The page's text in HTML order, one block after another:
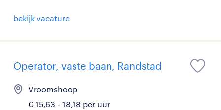
bekijk vacature
Operator, vaste baan, Randstad
Vroomshoop
€ 15,63 - 18,18 per uur